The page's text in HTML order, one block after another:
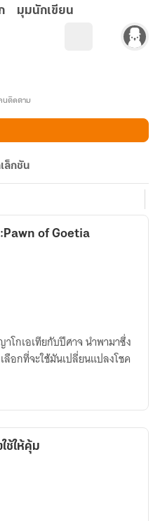
มุมนักเขียน
นติดตาม
ล็กชัน
of Goetia
กเอเทียกับปีศาจ นำพามาซึ่ง
ลือกที่จะใช้มันเปลี่ยนแปลงโชค
ช้ให้คุ้ม